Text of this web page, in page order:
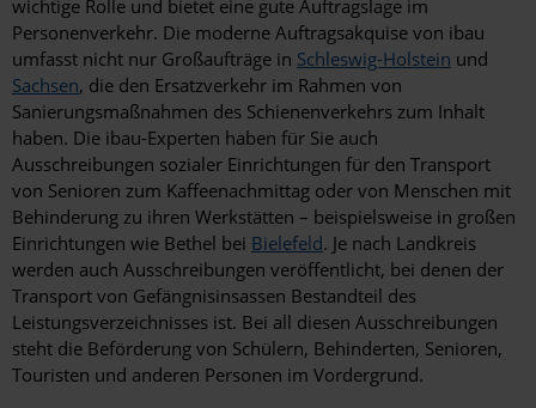
Berlin
Brandenburg
Hessen
Mecklenburg-Vorpommern
Niedersachsen
Nordrhein-Westfalen
Rheinland-Pfalz
Saarland
wichtige Rolle und bietet eine gute Auftragslage im
Personenverkehr. Die moderne Auftragsakquise von ibau
umfasst nicht nur Großaufträge in Schleswig-Holstein und
Sachsen, die den Ersatzverkehr im Rahmen von
Sanierungsmaßnahmen des Schienenverkehrs zum Inhalt
haben. Die ibau-Experten haben für Sie auch
Ausschreibungen sozialer Einrichtungen für den Transport
von Senioren zum Kaffeenachmittag oder von Menschen mit
Behinderung zu ihren Werkstätten – beispielsweise in großen
Einrichtungen wie Bethel bei Bielefeld. Je nach Landkreis
werden auch Ausschreibungen veröffentlicht, bei denen der
Transport von Gefängnisinsassen Bestandteil des
Leistungsverzeichnisses ist. Bei all diesen Ausschreibungen
steht die Beförderung von Schülern, Behinderten, Senioren,
Touristen und anderen Personen im Vordergrund.